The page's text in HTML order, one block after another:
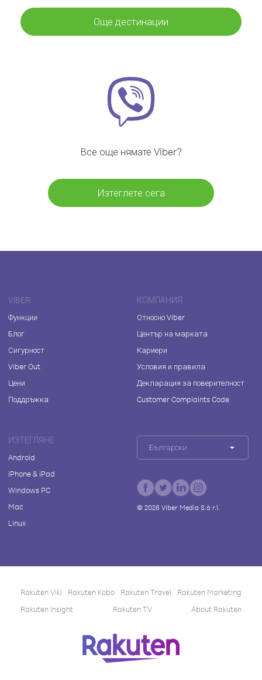
Още дестинации
Все още нямате Viber?
Изтеглете сега
VIBER
Функции
Блог
Сигурност
Viber Out
Цени
Поддръжка
КОМПАНИЯ
Относно Viber
Център на марката
Кариери
Условия и правила
Декларация за поверителност
Customer Complaints Code
ИЗТЕГЛЯНЕ
Android
iPhone & iPad
Windows PC
Mac
Linux
Български
© 2026Viber Media S.à r.l.
Rakuten Viki Rakuten Kobo Rakuten Travel
Rakuten Marketing
Rakuten Insight
Rakuten TV About Rakuten